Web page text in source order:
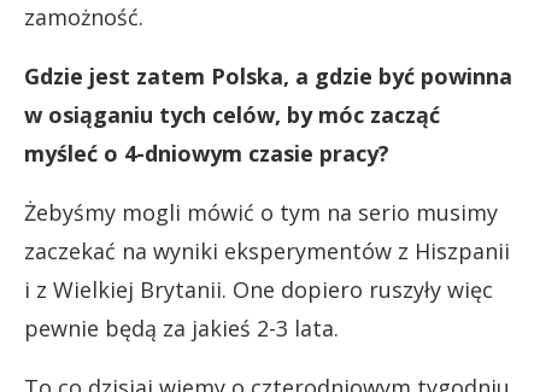
zamożność.
Gdzie jest zatem Polska, a gdzie być powinna
w osiąganiu tych celów, by móc zacząć
myśleć o 4-dniowym czasie pracy?
Żebyśmy mogli mówić o tym na serio musimy
zaczekać na wyniki eksperymentów z Hiszpanii
i z Wielkiej Brytanii. One dopiero ruszyły więc
pewnie będą za jakieś 2-3 lata.